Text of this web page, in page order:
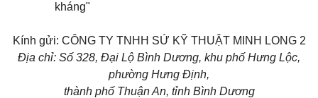
kháng"
Kính gửi: CÔNG TY TNHH SỨ KỸ THUẬT MINH LONG 2
Địa chỉ: Số 328, Đại Lộ Bình Dương, khu phố Hưng Lộc,
phường Hưng Định,
thành phố Thuận An, tỉnh Bình Dương